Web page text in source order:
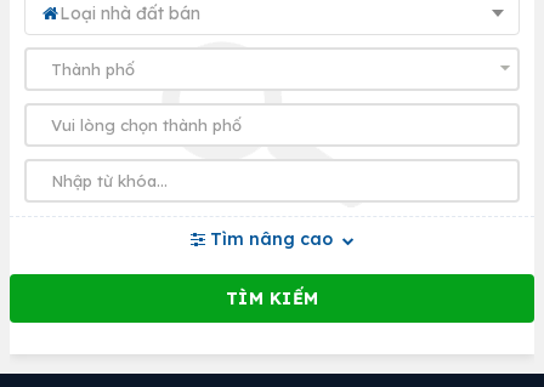
Loại nhà đất bán
Tìm nâng cao